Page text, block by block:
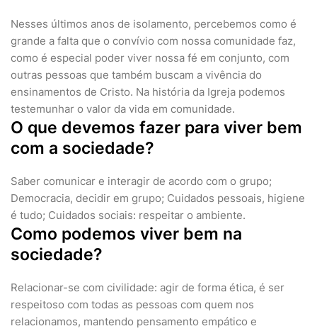
Nesses últimos anos de isolamento, percebemos como é
grande a falta que o convívio com nossa comunidade faz,
como é especial poder viver nossa fé em conjunto, com
outras pessoas que também buscam a vivência do
ensinamentos de Cristo. Na história da Igreja podemos
testemunhar o valor da vida em comunidade.
O que devemos fazer para viver bem
com a sociedade?
Saber comunicar e interagir de acordo com o grupo;
Democracia, decidir em grupo; Cuidados pessoais, higiene
é tudo; Cuidados sociais: respeitar o ambiente.
Como podemos viver bem na
sociedade?
Relacionar-se com civilidade: agir de forma ética, é ser
respeitoso com todas as pessoas com quem nos
relacionamos, mantendo pensamento empático e